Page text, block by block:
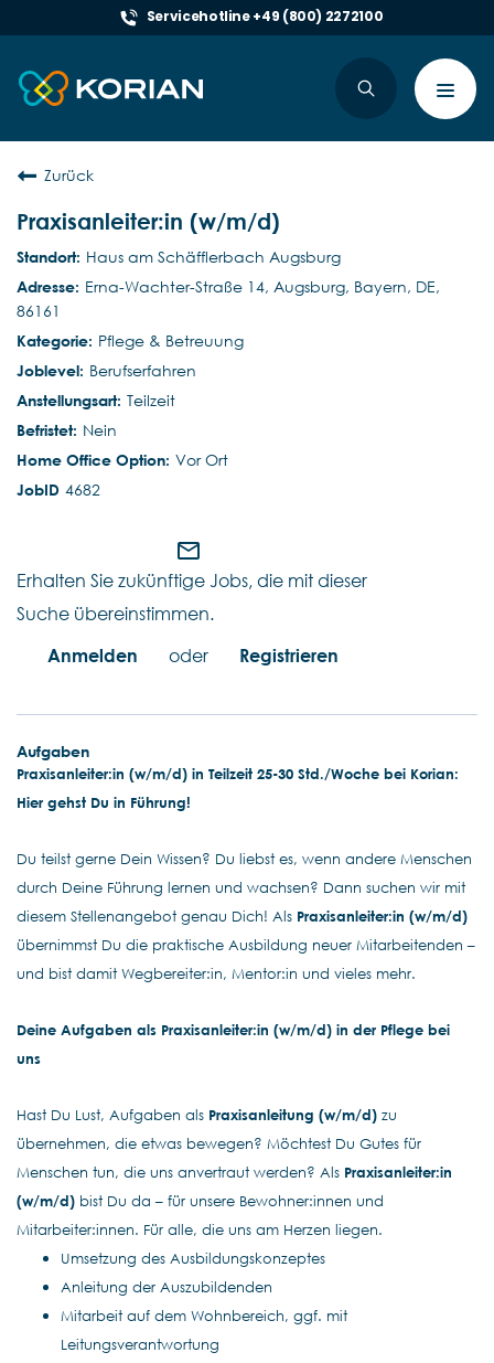
Servicehotline +49 (800) 2272100
Zurück
Praxisanleiter:in (w/m/d)
Haus am Schäfflerbach Augsburg
Erna-Wachter-Straße 14, Augsburg, Bayern, DE,
86161
Pflege & Betreuung
Berufserfahren
Teilzeit
Nein
Vor Ort
4682
mail_outline
Erhalten Sie zukünftige Jobs, die mit dieser
Suche übereinstimmen.
Anmelden
oder Registrieren
Aufgaben
Praxisanleiter:in (w/m/d) in Teilzeit 25-30 Std./Woche bei Korian:
Hier gehst Du in Führung!
Du teilst gerne Dein Wissen? Du liebst es, wenn andere Menschen
durch Deine Führung lernen und wachsen? Dann suchen wir mit
diesem Stellenangebot genau Dich! Als Praxisanleiter:in (w/m/d)
übernimmst Du die praktische Ausbildung neuer Mitarbeitenden –
und bist damit Wegbereiter:in, Mentor:in und vieles mehr.
Deine Aufgaben als Praxisanleiter:in (w/m/d) in der Pflege bei
uns
Hast Du Lust, Aufgaben als Praxisanleitung (w/m/d) zu
übernehmen, die etwas bewegen? Möchtest Du Gutes für
Menschen tun, die uns anvertraut werden? Als Praxisanleiter:in
(w/m/d) bist Du da – für unsere Bewohner:innen und
Mitarbeiter:innen. Für alle, die uns am Herzen liegen.
Umsetzung des Ausbildungskonzeptes
Anleitung der Auszubildenden
Mitarbeit auf dem Wohnbereich, ggf. mit
Leitungsverantwortung